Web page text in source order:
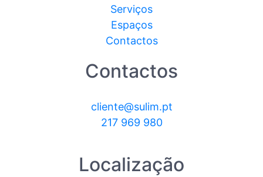
Serviços
Espaços
Contactos
Contactos
cliente@sulim.pt
217 969 980
Localização